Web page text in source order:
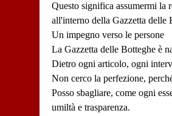
Questo significa assumermi la
all'interno della Gazzetta delle
Un impegno verso le persone
La Gazzetta delle Botteghe è
Dietro ogni articolo, ogni
Non cerco la perfezione,
Posso sbagliare, come ogni
umiltà e trasparenza.